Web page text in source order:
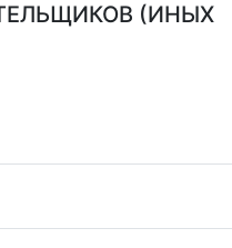
(ИНЫХ